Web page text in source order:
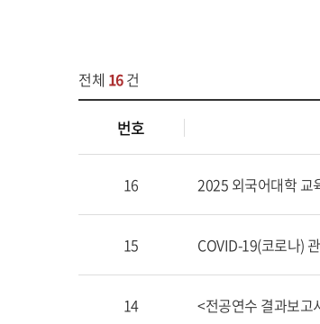
전체 16건
번호
16 2025 외국어대학 교
15 COVID-19(코로나)
14 <전공연수 결과보고